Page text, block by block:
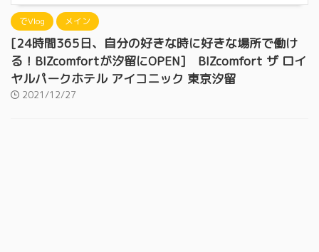
でVlog メイン
[24時間365日、自分の好きな時に好きな場所で働け
る！BIZcomfortが汐留にOPEN] BIZcomfort ザ ロイ
ヤルパークホテル アイコニック 東京汐留
2021/12/27